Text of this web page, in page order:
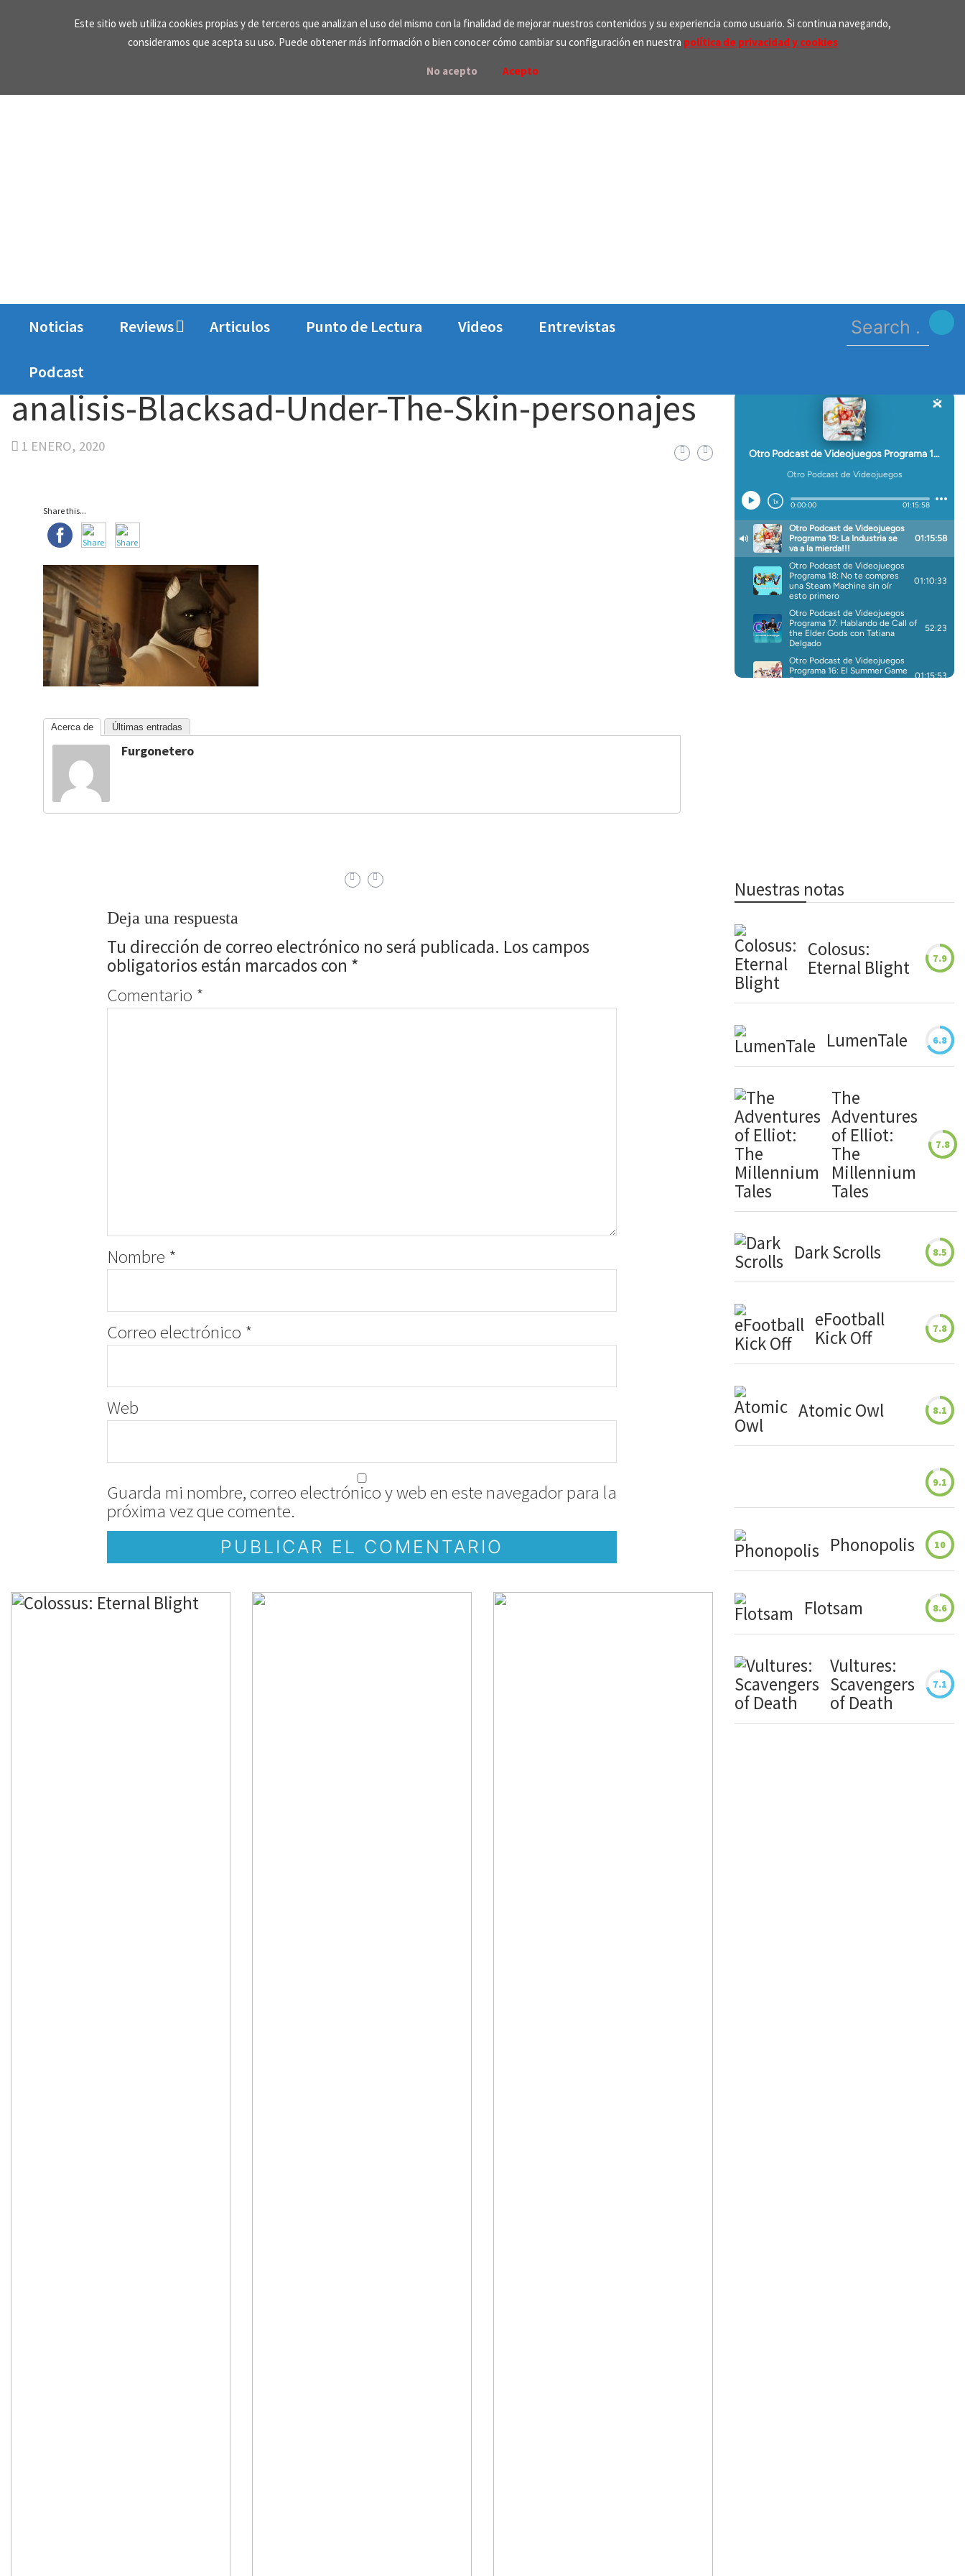
Este sitio web utiliza cookies propias y de terceros que analizan el uso del mismo con la finalidad de mejorar nuestros contenidos y su experiencia como usuario. Si continua navegando,
consideramos que acepta su uso. Puede obtener más información o bien conocer cómo cambiar su configuración en nuestra política de privacidad y cookies
No acepto Acepto
Noticias Reviews Articulos Punto de Lectura Videos Entrevistas
Podcast
Search
for:
analisis-Blacksad-Under-The-Skin-personajes
1 ENERO, 2020
Share this...
Acerca de Últimas entradas
Furgonetero
Deja una respuesta
Tu dirección de correo electrónico no será publicada. Los campos
obligatorios están marcados con *
Comentario *
Nombre *
Correo electrónico *
Web
Guarda mi nombre, correo electrónico y web en este navegador para la
próxima vez que comente.
Nuestras notas
Colosus:
Eternal Blight
7.9
LumenTale 6.8
The
Adventures
of Elliot:
The
Millennium
Tales
7.8
Dark Scrolls 8.5
eFootball
Kick Off
7.8
Atomic Owl 8.1
9.1
Phonopolis 10
Flotsam 8.6
Vultures:
Scavengers
of Death
7.1